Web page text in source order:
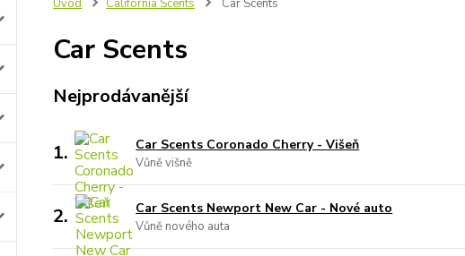
Úvod California Scents Car Scents
Car Scents
Nejprodávanější
1. Car Scents Coronado Cherry - Višeň
Vůně višně
2. Car Scents Newport New Car - Nové auto
Vůně nového auta